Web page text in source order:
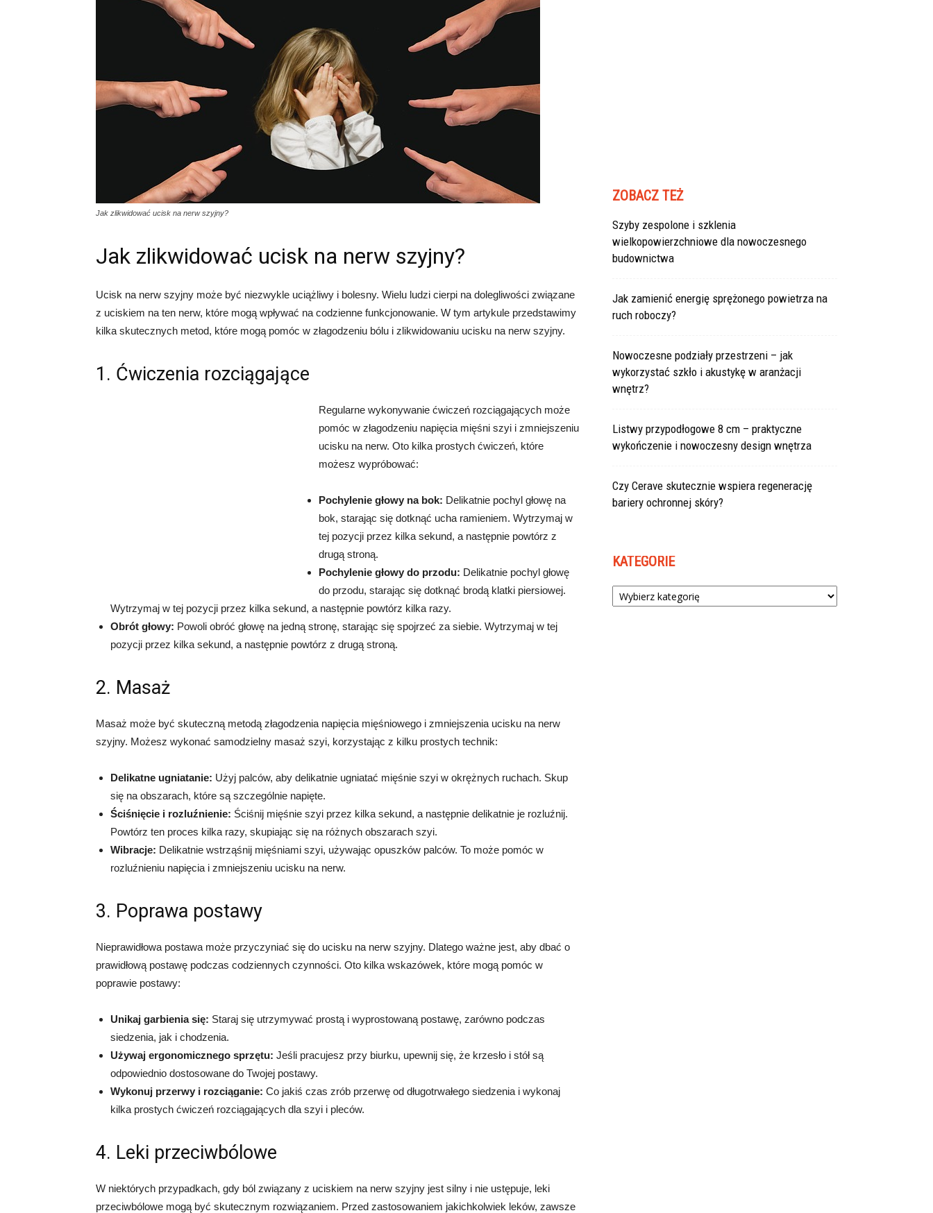
Jak zlikwidować ucisk na nerw szyjny?
Jak zlikwidować ucisk na nerw szyjny?
Ucisk na nerw szyjny może być niezwykle uciążliwy i bolesny. Wielu ludzi cierpi na dolegliwości związane
z uciskiem na ten nerw, które mogą wpływać na codzienne funkcjonowanie. W tym artykule przedstawimy
kilka skutecznych metod, które mogą pomóc w złagodzeniu bólu i zlikwidowaniu ucisku na nerw szyjny.
1. Ćwiczenia rozciągające
Regularne wykonywanie ćwiczeń rozciągających może
pomóc w złagodzeniu napięcia mięśni szyi i zmniejszeniu
ucisku na nerw. Oto kilka prostych ćwiczeń, które
możesz wypróbować:
Pochylenie głowy na bok: Delikatnie pochyl głowę na
bok, starając się dotknąć ucha ramieniem. Wytrzymaj w
tej pozycji przez kilka sekund, a następnie powtórz z
drugą stroną.
Pochylenie głowy do przodu: Delikatnie pochyl głowę
do przodu, starając się dotknąć brodą klatki piersiowej.
Wytrzymaj w tej pozycji przez kilka sekund, a następnie powtórz kilka razy.
Obrót głowy: Powoli obróć głowę na jedną stronę, starając się spojrzeć za siebie. Wytrzymaj w tej
pozycji przez kilka sekund, a następnie powtórz z drugą stroną.
2. Masaż
Masaż może być skuteczną metodą złagodzenia napięcia mięśniowego i zmniejszenia ucisku na nerw
szyjny. Możesz wykonać samodzielny masaż szyi, korzystając z kilku prostych technik:
Delikatne ugniatanie: Użyj palców, aby delikatnie ugniatać mięśnie szyi w okrężnych ruchach. Skup
się na obszarach, które są szczególnie napięte.
Ściśnięcie i rozluźnienie: Ściśnij mięśnie szyi przez kilka sekund, a następnie delikatnie je rozluźnij.
Powtórz ten proces kilka razy, skupiając się na różnych obszarach szyi.
Wibracje: Delikatnie wstrząśnij mięśniami szyi, używając opuszków palców. To może pomóc w
rozluźnieniu napięcia i zmniejszeniu ucisku na nerw.
3. Poprawa postawy
Nieprawidłowa postawa może przyczyniać się do ucisku na nerw szyjny. Dlatego ważne jest, aby dbać o
prawidłową postawę podczas codziennych czynności. Oto kilka wskazówek, które mogą pomóc w
poprawie postawy:
Unikaj garbienia się: Staraj się utrzymywać prostą i wyprostowaną postawę, zarówno podczas
siedzenia, jak i chodzenia.
Używaj ergonomicznego sprzętu: Jeśli pracujesz przy biurku, upewnij się, że krzesło i stół są
odpowiednio dostosowane do Twojej postawy.
Wykonuj przerwy i rozciąganie: Co jakiś czas zrób przerwę od długotrwałego siedzenia i wykonaj
kilka prostych ćwiczeń rozciągających dla szyi i pleców.
4. Leki przeciwbólowe
W niektórych przypadkach, gdy ból związany z uciskiem na nerw szyjny jest silny i nie ustępuje, leki
przeciwbólowe mogą być skutecznym rozwiązaniem. Przed zastosowaniem jakichkolwiek leków, zawsze
ZOBACZ TEŻ
Szyby zespolone i szklenia
wielkopowierzchniowe dla nowoczesnego
budownictwa
Jak zamienić energię sprężonego powietrza na
ruch roboczy?
Nowoczesne podziały przestrzeni – jak
wykorzystać szkło i akustykę w aranżacji
wnętrz?
Listwy przypodłogowe 8 cm – praktyczne
wykończenie i nowoczesny design wnętrza
Czy Cerave skutecznie wspiera regenerację
bariery ochronnej skóry?
KATEGORIE
Kategorie